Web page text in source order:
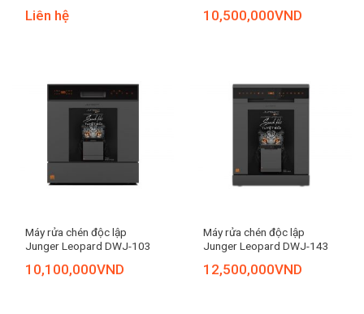
Liên hệ 10,500,000VND
Máy rửa chén độc lập
Junger Leopard DWJ-103
10,100,000VND
Máy rửa chén độc lập
Junger Leopard DWJ-143
12,500,000VND